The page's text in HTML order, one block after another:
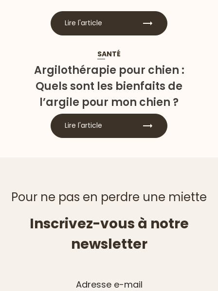
Lire l'article
SANTÉ
Argilothérapie pour chien :
Quels sont les bienfaits de
l’argile pour mon chien ?
Lire l'article
Pour ne pas en perdre une miette
Inscrivez-vous à notre
newsletter
Adresse e-mail